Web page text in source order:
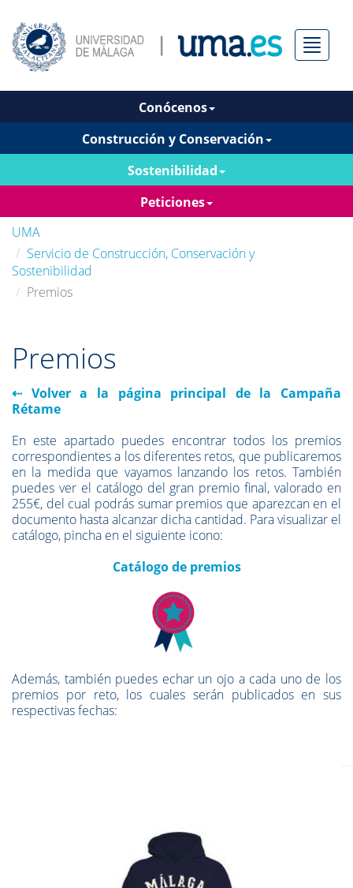
Menú
Conócenos
Construcción y Conservación
Sostenibilidad
Peticiones
UMA
Servicio de Construcción, Conservación y
Sostenibilidad
Premios
Premios
⇠ Volver a la página principal de la Campaña
Rétame
En este apartado puedes encontrar todos los premios
correspondientes a los diferentes retos, que publicaremos
en la medida que vayamos lanzando los retos. También
puedes ver el catálogo del gran premio final, valorado en
255€, del cual podrás sumar premios que aparezcan en el
documento hasta alcanzar dicha cantidad. Para visualizar el
catálogo, pincha en el siguiente icono:
Catálogo de premios
Además, también puedes echar un ojo a cada uno de los
premios por reto, los cuales serán publicados en sus
respectivas fechas: